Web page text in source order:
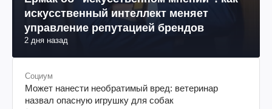
искусственный интеллект меняет
управление репутацией брендов
2 дня назад
Социум
Может нанести необратимый вред: ветеринар
назвал опасную игрушку для собак